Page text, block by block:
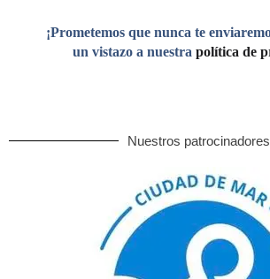
¡Prometemos que nunca te
un vistazo a nuestra política de
Nuestros patrocinadores